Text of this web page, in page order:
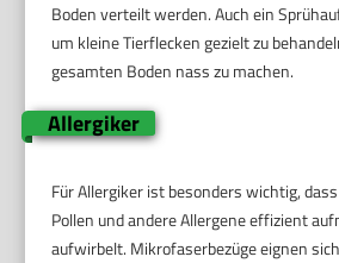
Boden verteilt werden. Auch ein
um kleine Tierflecken gezielt zu
gesamten Boden nass zu machen.
Allergiker
Für Allergiker ist besonders wichtig,
Pollen und andere Allergene effizient
aufwirbelt. Mikrofaserbezüge eignen